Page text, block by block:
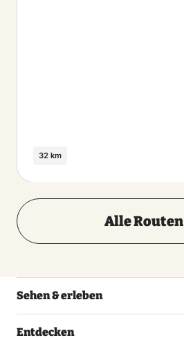
32 km
Alle Routen
Sehen & erleben
Entdecken